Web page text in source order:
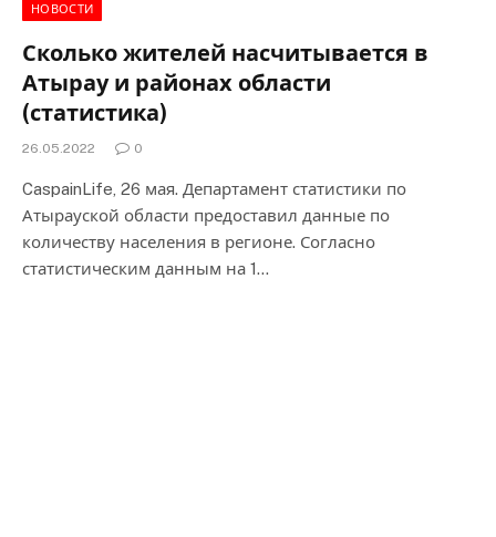
НОВОСТИ
Сколько жителей насчитывается в
Атырау и районах области
(статистика)
26.05.2022 0
CaspainLife, 26 мая. Департамент статистики по
Атырауской области предоставил данные по
количеству населения в регионе. Согласно
статистическим данным на 1…